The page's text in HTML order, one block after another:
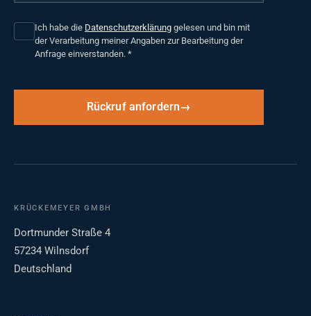
Ich habe die Datenschutzerklärung gelesen und bin mit
der Verarbeitung meiner Angaben zur Bearbeitung der
Anfrage einverstanden. *
Rückruf anfordern
KRÜCKEMEYER GMBH
Dortmunder Straße 4
57234 Wilnsdorf
Deutschland